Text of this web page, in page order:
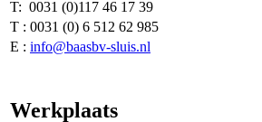
T: 0031 (0)117 46 17 39
T : 0031 (0) 6 512 62 985
E : info@baasbv-sluis.nl
Werkplaats